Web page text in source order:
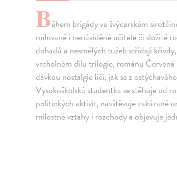
Během brigády ve švýcarském
milované i nenáviděné učitele či složité
dohadů a nesmělých tužeb střídají
vrcholném dílu trilogie, románu Červená
dávkou nostalgie líčí, jak se z
Vysokoškolská studentka se stěhuje od
politických aktivit, navštěvuje zakázané
milostné vztahy i rozchody a objevuje